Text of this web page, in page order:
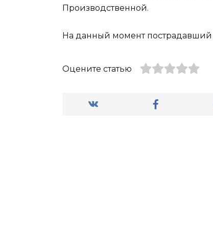
Производственной.
На данный момент
Оцените статью